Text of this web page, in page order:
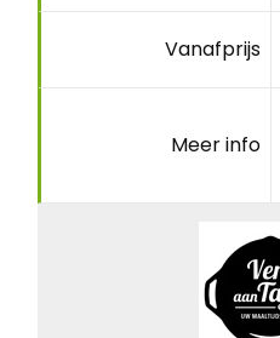
Vanafprijs
Meer info